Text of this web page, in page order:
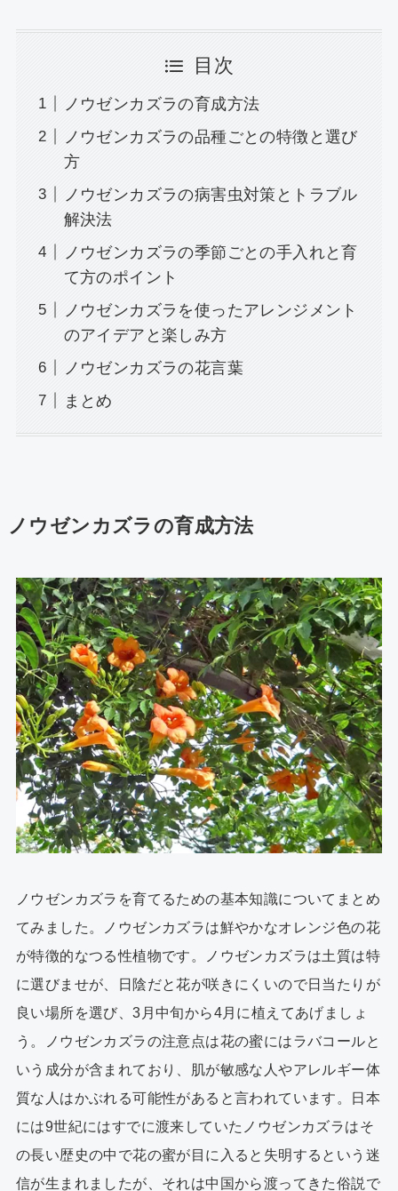
目次
ノウゼンカズラの育成方法
ノウゼンカズラの品種ごとの特徴と選び
方
ノウゼンカズラの病害虫対策とトラブル
解決法
ノウゼンカズラの季節ごとの手入れと育
て方のポイント
ノウゼンカズラを使ったアレンジメント
のアイデアと楽しみ方
ノウゼンカズラの花言葉
まとめ
ノウゼンカズラの育成方法
ノウゼンカズラを育てるための基本知識についてまとめ
てみました。ノウゼンカズラは鮮やかなオレンジ色の花
が特徴的なつる性植物です。ノウゼンカズラは土質は特
に選びませが、日陰だと花が咲きにくいので日当たりが
良い場所を選び、3月中旬から4月に植えてあげましょ
う。ノウゼンカズラの注意点は花の蜜にはラバコールと
いう成分が含まれており、肌が敏感な人やアレルギー体
質な人はかぶれる可能性があると言われています。日本
には9世紀にはすでに渡来していたノウゼンカズラはそ
の長い歴史の中で花の蜜が目に入ると失明するという迷
信が生まれましたが、それは中国から渡ってきた俗説で